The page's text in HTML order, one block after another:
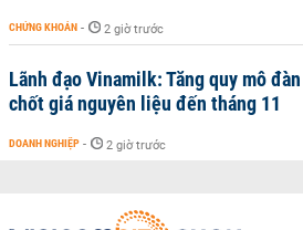
CHỨNG KHOÁN - 2 giờ trước
Lãnh đạo Vinamilk: Tăng quy mô
chốt giá nguyên liệu đến tháng 11
DOANH NGHIỆP - 2 giờ trước